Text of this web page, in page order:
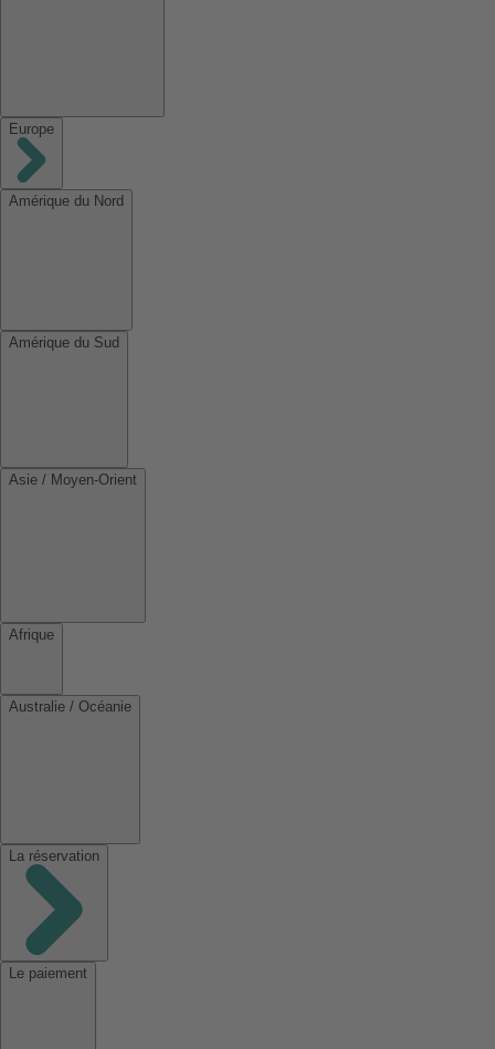
Europe
Amérique du Nord
Amérique du Sud
Asie / Moyen-Orient
Afrique
Australie / Océanie
La réservation
Le paiement